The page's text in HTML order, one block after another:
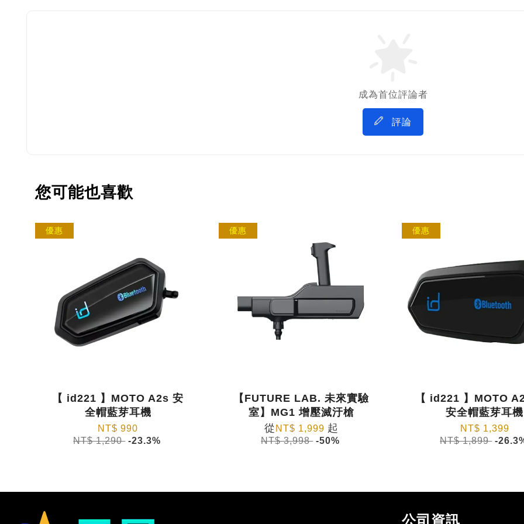
成為首位評論者
評論
您可能也喜歡
優惠
【 id221 】MOTO A2s 安
全帽藍芽耳機
NT$ 990
NT$ 1,290 -23.3%
優惠
【FUTURE LAB. 未來實驗
室】MG1 增壓滅汙槍
從 NT$ 1,999 起
NT$ 3,998 -50%
優惠
【 id221 】MOTO
安全帽藍芽耳機
NT$ 1,399
NT$ 1,899 -
公司資訊